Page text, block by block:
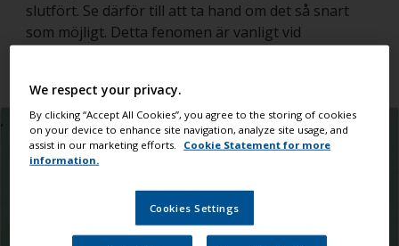
slutfört. Se därför till att ta hand om det så snart
som möjligt. Detta fenomen är vanligt vid
We respect your privacy.
By clicking “Accept All Cookies”, you agree to the storing of cookies
on your device to enhance site navigation, analyze site usage, and
assist in our marketing efforts.
Cookie Statement for more
information.
Cookies Settings